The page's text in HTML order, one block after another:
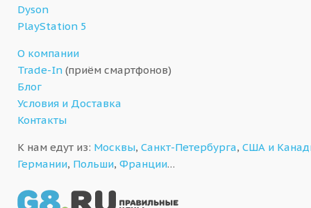
Dyson
PlayStation 5
О компании
Trade-In (приём смартфонов)
Блог
Условия и Доставка
Контакты
К нам едут из: Москвы, Санкт-Петербурга, США и
Германии, Польши, Франции…